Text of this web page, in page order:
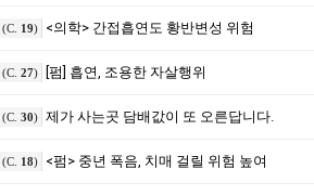
(C. 19) <의학> 간접흡연도 황반변성 위험
(C. 27) [펌] 흡연, 조용한 자살행위
(C. 30) 제가 사는곳 담배값이 또 오른답니다.
(C. 18) <펌> 중년 폭음, 치매 걸릴 위험 높여